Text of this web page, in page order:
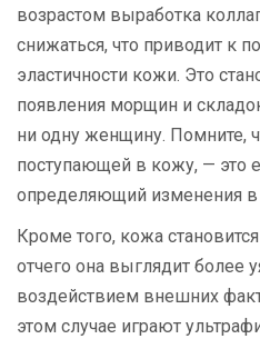
возрастом выработка
снижаться, что приводит к
эластичности кожи. Это
появления морщин и
ни одну женщину. Помните,
поступающей в кожу, — это
определяющий изменения
Кроме того, кожа
отчего она выглядит более
воздействием внешних
этом случае играют